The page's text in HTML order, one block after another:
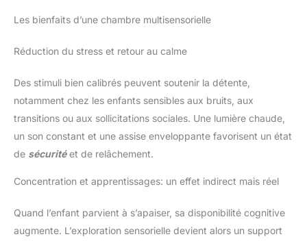
Les bienfaits d’une chambre multisensorielle
Réduction du stress et retour au calme
Des stimuli bien calibrés peuvent soutenir la détente,
notamment chez les enfants sensibles aux bruits, aux
transitions ou aux sollicitations sociales. Une lumière chaude,
un son constant et une assise enveloppante favorisent un état
de sécuritéet de relâchement.
Concentration et apprentissages: un effet indirect mais réel
Quand l’enfant parvient à s’apaiser, sa disponibilité cognitive
augmente. L’exploration sensorielle devient alors un support